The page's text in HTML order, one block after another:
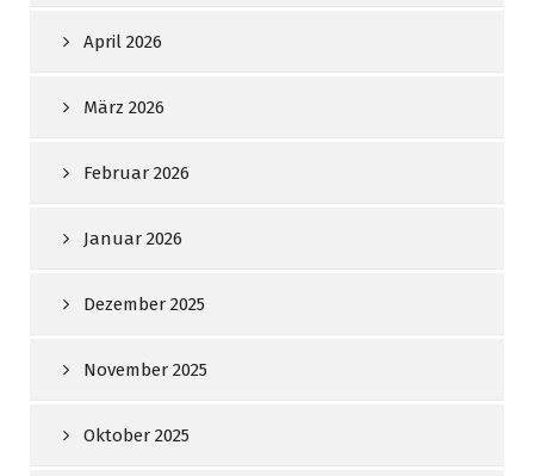
April 2026
März 2026
Februar 2026
Januar 2026
Dezember 2025
November 2025
Oktober 2025